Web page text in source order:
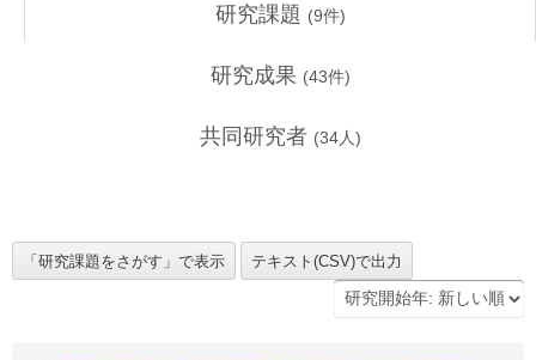
研究課題 (9件)
研究成果 (43件)
共同研究者 (34人)